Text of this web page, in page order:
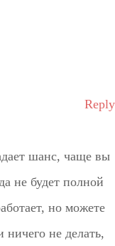
шанс, чаще вы
не будет полной
но можете
не делать,
Reply